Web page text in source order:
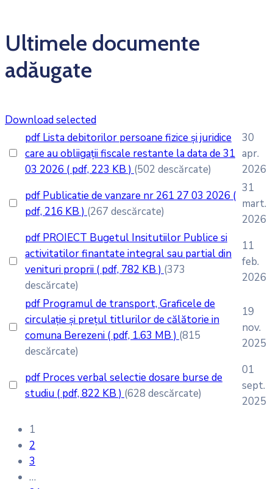
Ultimele documente
adăugate
Download selected
pdf Lista debitorilor persoane fizice și juridice
care au obliigații fiscale restante la data de 31
03 2026 ( pdf, 223 KB ) (502 descărcate)
30
apr.
2026
pdf Publicatie de vanzare nr 261 27 03 2026 (
pdf, 216 KB ) (267 descărcate)
31
mart.
2026
pdf PROIECT Bugetul Insitutiilor Publice si
activitatilor finantate integral sau partial din
venituri proprii ( pdf, 782 KB ) (373
descărcate)
11
feb.
2026
pdf Programul de transport, Graficele de
circulație și prețul titlurilor de călătorie in
comuna Berezeni ( pdf, 1.63 MB ) (815
descărcate)
19
nov.
2025
pdf Proces verbal selectie dosare burse de
studiu ( pdf, 822 KB ) (628 descărcate)
01
sept.
2025
1
2
3
…